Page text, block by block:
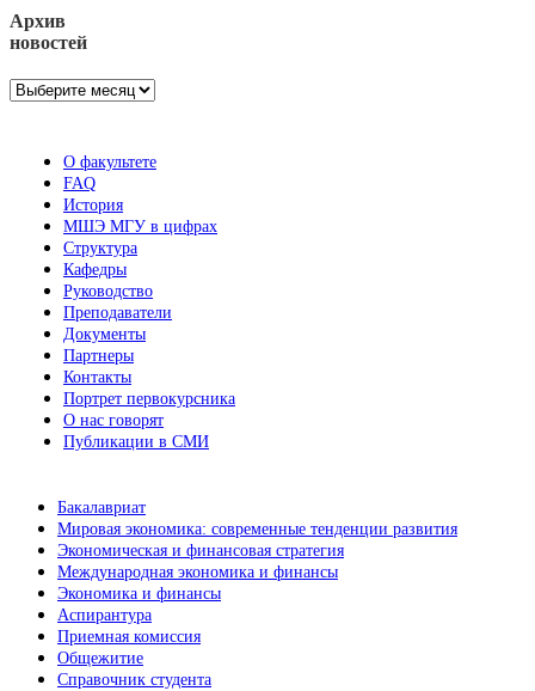
Архив
новостей
Архив
О факультете
FAQ
История
МШЭ МГУ в цифрах
Структура
Кафедры
Руководство
Преподаватели
Документы
Партнеры
Контакты
Портрет первокурсника
О нас говорят
Публикации в СМИ
Бакалавриат
Мировая экономика: современные тенденции развития
Экономическая и финансовая стратегия
Международная экономика и финансы
Экономика и финансы
Аспирантура
Приемная комиссия
Общежитие
Справочник студента